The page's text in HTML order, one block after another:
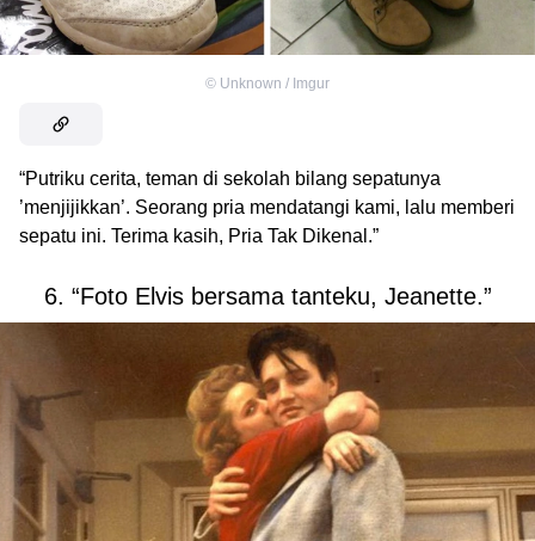
© Unknown / Imgur
“Putriku cerita, teman di sekolah bilang sepatunya
’menjijikkan’. Seorang pria mendatangi kami, lalu memberi
sepatu ini. Terima kasih, Pria Tak Dikenal.”
6. “Foto Elvis bersama tanteku, Jeanette.”